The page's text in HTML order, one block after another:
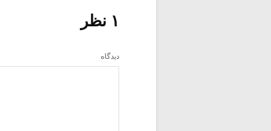
۱ نظر
دیدگاه